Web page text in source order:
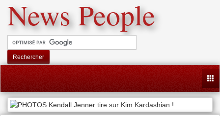
News People
Rechercher